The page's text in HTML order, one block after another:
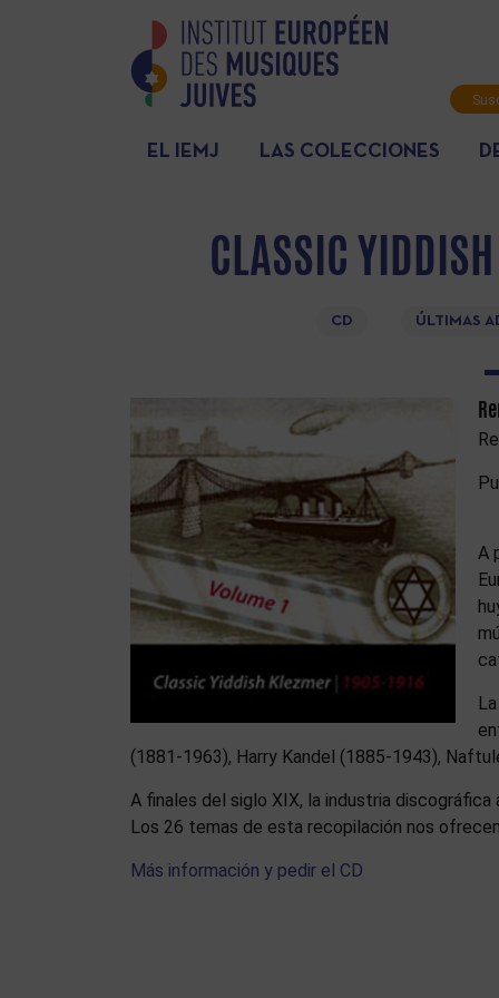
EL IEMJ LAS COLECCIONES
CLASSIC
CD ÚLTIMAS
A
(1881-1963), Harry Kandel (1885-1943),
A finales del siglo XIX, la industria
Los 26 temas de esta recopilación nos
Más información y pedir el CD